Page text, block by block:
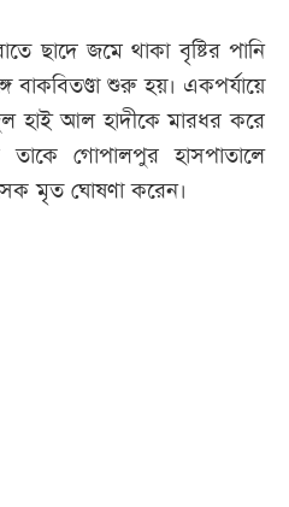
ছাদে জমে থাকা বৃষ্টির পানি
বাকবিতণ্ডা শুরু হয়। একপর্যায়ে
হাই আল হাদীকে মারধর করে
গোপালপুর হাসপাতালে
মৃত ঘোষণা করেন।